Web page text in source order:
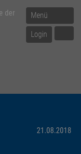
Menü
Login
der
21.08.2018